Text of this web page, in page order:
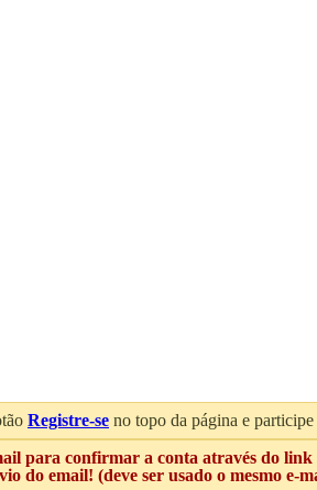
Registre-se no topo da página e
para confirmar a conta através do link
do email! (deve ser usado o mesmo e-